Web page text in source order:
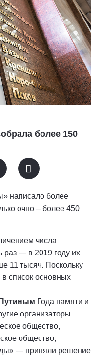
более 150
написало более
очно – более 450
числа
раз — в 2019 году их
11 тысяч. Поскольку
список основных
Года памяти и
организаторы
общество,
общество,
— приняли решение